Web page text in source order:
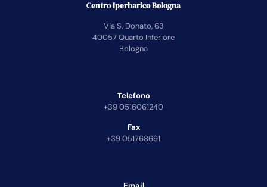
Centro Iperbarico Bologna
Via S. Donato, 63
40057 Quarto Inferiore
Bologna
Telefono
+39 0516061240
Fax
+39 051768691